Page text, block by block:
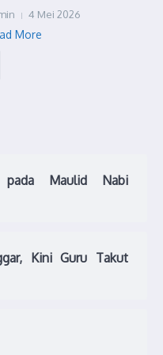
4 Mei 2026
More
Maulid Nabi
Kini Guru Takut